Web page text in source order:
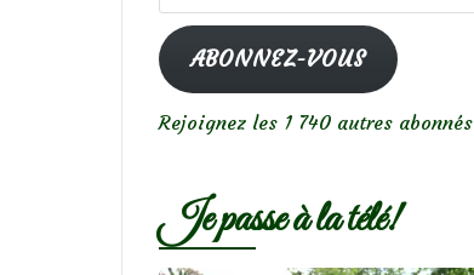
e-
mailABONNEZ-VOUS
Rejoignez les 1 740 autres abonnés
Je passe à la télé!